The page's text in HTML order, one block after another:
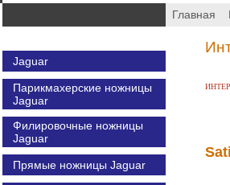
Jaguar
Парикмахерские ножницы
Jaguar
Филировочные ножницы
Jaguar
Прямые ножницы Jaguar
Главная